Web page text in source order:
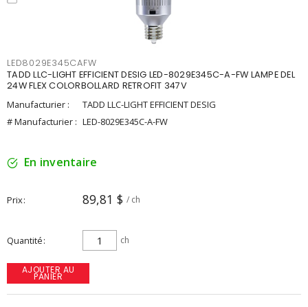
LED8029E345CAFW
TADD LLC-LIGHT EFFICIENT DESIG LED-8029E345C-A-FW LAMPE DEL
24W FLEX COLORBOLLARD RETROFIT 347V
Manufacturier :
TADD LLC-LIGHT EFFICIENT DESIG
# Manufacturier : LED-8029E345C-A-FW
En inventaire
Prix 89,81 $ / ch
Quantité ch
AJOUTER AU
PANIER